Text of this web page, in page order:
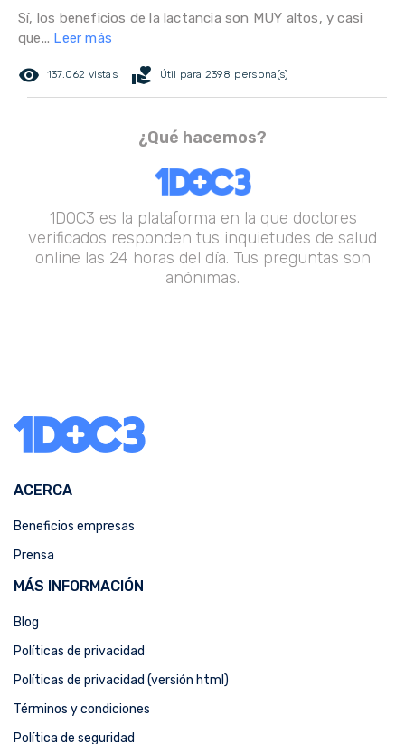
Sí, los beneficios de la lactancia son MUY altos, y casi
que... Leer más
remove_red_eye 137.062 vistas volunteer_activism Útil para 2398 persona(s)
¿Qué hacemos?
1DOC3 es la plataforma en la que doctores
verificados responden tus inquietudes de salud
online las 24 horas del día. Tus preguntas son
anónimas.
ACERCA
Beneficios empresas
Prensa
MÁS INFORMACIÓN
Blog
Políticas de privacidad
Políticas de privacidad (versión html)
Términos y condiciones
Política de seguridad